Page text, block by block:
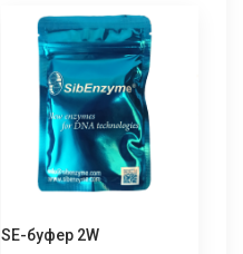
SE-буфер 2W